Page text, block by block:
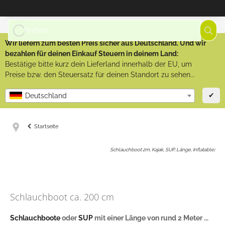
Wir liefern zum besten Preis sicher aus Deutschland. Und wir
bezahlen für deinen Einkauf Steuern in deinem Land:
Bestätige bitte kurz dein Lieferland innerhalb der EU, um
Preise bzw. den Steuersatz für deinen Standort zu sehen...
Deutschland ✔
Startseite
Schlauchboot 2m, Kajak, SUP, Länge, Inflatable:
Schlauchboot ca. 200 cm
SchlauchbooteoderSUP mit einer Länge von rund 2 Meter ...